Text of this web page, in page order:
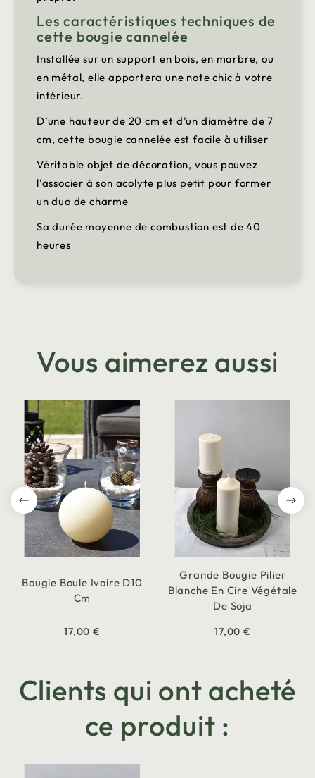
Les caractéristiques techniques de
cette bougie cannelée
Installée sur un support en bois, en marbre, ou
en métal, elle apportera une note chic à votre
intérieur.
D’une hauteur de 20 cm et d’un diamètre de 7
cm, cette bougie cannelée est facile à utiliser
Véritable objet de décoration, vous pouvez
l’associer à son acolyte plus petit pour former
un duo de charme
Sa durée moyenne de combustion est de 40
heures
Vous aimerez aussi
Bougie Boule Ivoire D10
Cm
17,00 €
Grande Bougie Pilier
Blanche En Cire Végétale
De Soja
17,00 €
Clients qui ont acheté
ce produit :